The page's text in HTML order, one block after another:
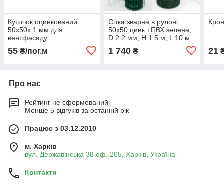
Куточок оцинкований
50х50х 1 мм для
вентфасаду
55 ₴/пог.м
Сітка зварна в рулоні
50х50,цинк +ПВХ зелена,
D 2.2 мм, H 1.5 м, L 10 м.
1 740₴ 21
Про нас
Рейтинг не сформований
Менше 5 відгуків за останній рік
Працює з 03.12.2010
м. Харків
вул. Державінська 38 оф. 205, Харків, Україна
Контакти